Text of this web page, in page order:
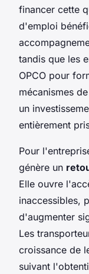
financer cette
d'emploi
tandis que les
OPCO pour
mécanismes
un
entièrement
Pour
génère un
Elle ouvre
inaccessibles,
d'augmenter
Les
croissance de
suivant